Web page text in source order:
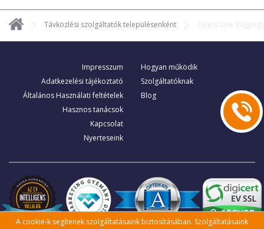
Távközlési szolgáltatók településenként Direct One
Impresszum
Adatkezelési tájékoztató
Általános Használati feltételek
Hasznos tanácsok
Kapcsolat
Nyerteseink
Hogyan működik
Szolgáltatóknak
Blog
A cookie-k segítenek szolgáltatásaink biztosításában. Szolgáltatásaink